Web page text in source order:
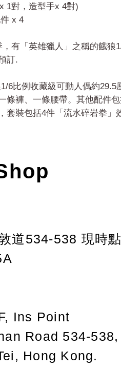
1對，造型手x 4對)
x 4
，有「英雄獵人」之稱的餓狼
訂.
6比例收藏級可動人偶約29.5
條褲、一條腰帶。其他配件
套裝包括4件「流水碎岩拳」
道534-538 現時
Ins Point
Road 534-538,
Hong Kong.